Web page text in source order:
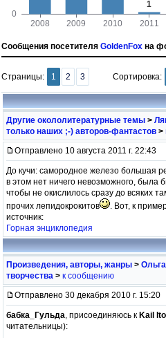
Сообщения посетителя GoldenFox на
Страницы: 1 2 3 Сортировка:
Другие окололитературные темы >
только наших ;-) авторов-фантастов >
Отправлено 10 августа 2011 г. 22:43
До кучи: самородное железо большая
в этом нет ничего невозможного, была
чтобы не окислилось сразу до всяких
прочих лепидокрокитов
. Вот, к
источник:
Горная энциклопедия
Произведения, авторы, жанры >
творчества > к сообщению
Отправлено 30 декабря 2010 г. 15:20
бабка_Гульда, присоединяюсь к Kail
читательницы):